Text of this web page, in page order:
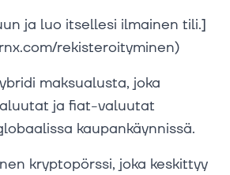
ja luo itsellesi ilmainen tili.]
rekisteroityminen)‍
maksualusta, joka
ja fiat-valuutat
kaupankäynnissä.
kryptopörssi, joka keskittyy